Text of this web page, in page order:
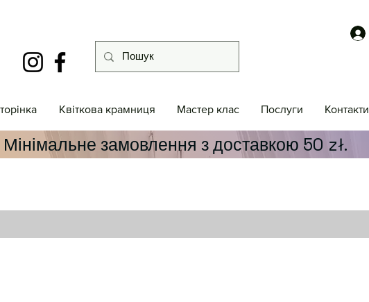
Квіткова крамниця Мастер клас Послуги Контакти
Мінімальне замовлення з доставкою 50 zł.